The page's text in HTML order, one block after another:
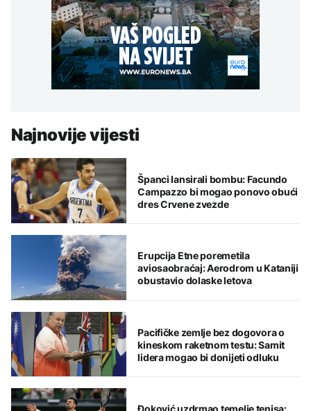
Najnovije vijesti
Španci lansirali bombu: Facundo
Campazzo bi mogao ponovo obući
dres Crvene zvezde
Erupcija Etne poremetila
aviosaobraćaj: Aerodrom u Kataniji
obustavio dolaske letova
Pacifičke zemlje bez dogovora o
kineskom raketnom testu: Samit
lidera mogao bi donijeti odluku